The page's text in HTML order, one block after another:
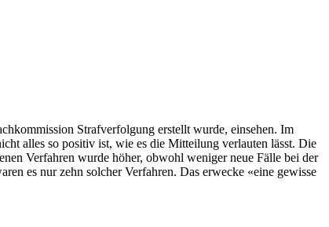
Strafverfolgung erstellt wurde, einsehen. Im
alles so positiv ist, wie es die Mitteilung verlauten lässt. Die
Verfahren wurde höher, obwohl weniger neue Fälle bei der
es nur zehn solcher Verfahren. Das erwecke «eine gewisse